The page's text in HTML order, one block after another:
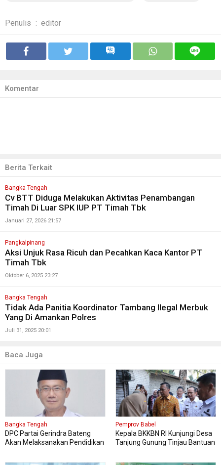
Penulis : editor
Komentar
Berita Terkait
Bangka Tengah
Cv BTT Diduga Melakukan Aktivitas Penambangan
Timah Di Luar SPK IUP PT Timah Tbk
Januari 27, 2026 21:57
Pangkalpinang
Aksi Unjuk Rasa Ricuh dan Pecahkan Kaca Kantor PT
Timah Tbk
Oktober 6, 2025 23:27
Bangka Tengah
Tidak Ada Panitia Koordinator Tambang Ilegal Merbuk
Yang Di Amankan Polres
Juli 31, 2025 20:01
Baca Juga
Bangka Tengah
DPC Partai Gerindra Bateng
Akan Melaksanakan Pendidikan
Pemprov Babel
Kepala BKKBN RI Kunjungi Desa
Tanjung Gunung Tinjau Bantuan